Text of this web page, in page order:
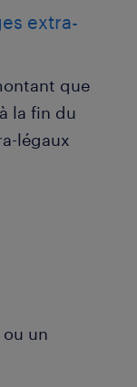
extra-
que
la fin du
légaux
un